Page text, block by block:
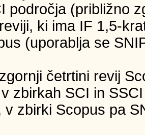
področja (približno
ki ima IF 1,5-
(uporablja se
četrtini revij
zbirkah SCI in
v zbirki Scopus pa